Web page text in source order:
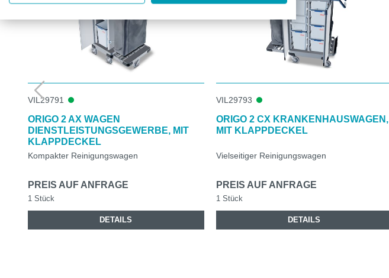
VIL29791
ORIGO 2 AX WAGEN
DIENSTLEISTUNGSGEWERBE, MIT
KLAPPDECKEL
Kompakter Reinigungswagen
PREIS AUF ANFRAGE
1 Stück
DETAILS
VIL29793
ORIGO 2 CX KRANKENHAUSWAGEN,
MIT KLAPPDECKEL
Vielseitiger Reinigungswagen
PREIS AUF ANFRAGE
1 Stück
DETAILS